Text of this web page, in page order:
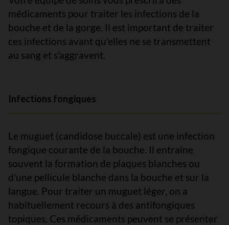
médicaments pour traiter les infections de la
bouche et de la gorge. Il est important de traiter
ces infections avant qu'elles ne se transmettent
au sang et s'aggravent.
Infections fongiques
Le muguet (candidose buccale) est une infection
fongique courante de la bouche. Il entraîne
souvent la formation de plaques blanches ou
d'une pellicule blanche dans la bouche et sur la
langue. Pour traiter un muguet léger, on a
habituellement recours à des antifongiques
topiques. Ces médicaments peuvent se présenter